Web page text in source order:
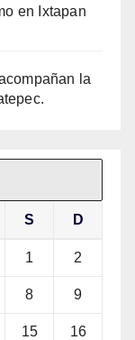
en Ixtapan
la
S D
1 2
8 9
15 16